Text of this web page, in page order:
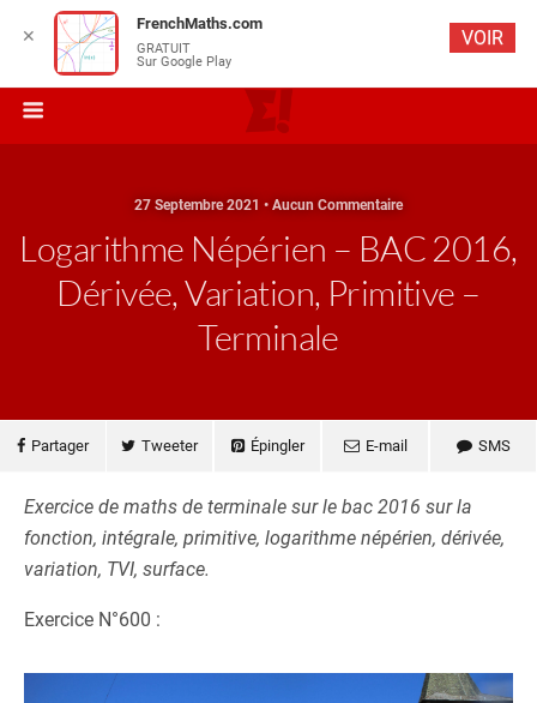
27 Septembre 2021 • Aucun Commentaire
Logarithme Népérien – BAC 2016,
Dérivée, Variation, Primitive –
Terminale
Partager Tweeter Épingler E-mail SMS
Exercice de maths de terminale sur le bac 2016 sur la
fonction, intégrale, primitive, logarithme népérien, dérivée,
variation, TVI, surface.
Exercice N°600 :
✕
FrenchMaths.com
GRATUIT
Sur Google Play
VOIR